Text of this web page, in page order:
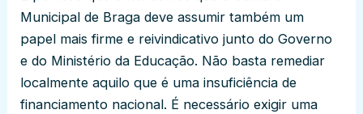
Municipal de Braga deve assumir também um
papel mais firme e reivindicativo junto do Governo
e do Ministério da Educação. Não basta remediar
localmente aquilo que é uma insuficiência de
financiamento nacional. É necessário exigir uma